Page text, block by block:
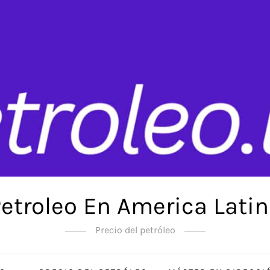
En America
Precio del petróleo